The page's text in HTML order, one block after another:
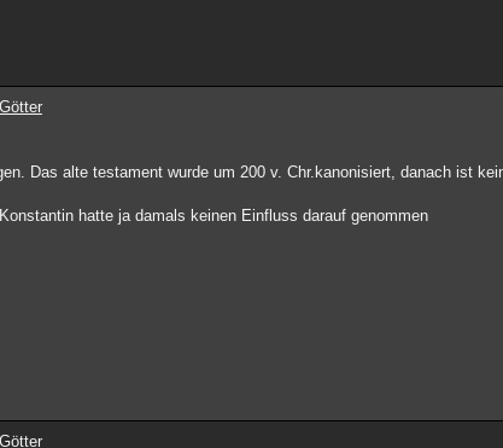
Das alte testament wurde um 200 v. Chr.kanonisiert, danach ist
hatte ja damals keinen Einfluss darauf genommen